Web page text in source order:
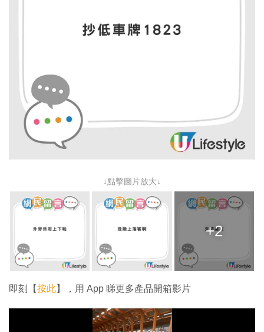
↓點擊圖片放大↓
+2
即刻【按此】，用 App 睇更多產品開箱影片